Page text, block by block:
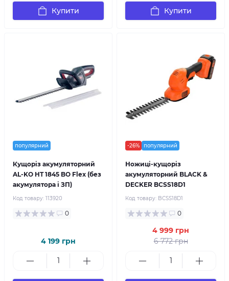
Купити Купити
популярний
Кущоріз акумуляторний
AL-KO HT 1845 BO Flex (без
акумулятора і ЗП)
Код товару: 113920
0
4 199 грн
-26% популярний
Ножиці-кущоріз
акумуляторний BLACK &
DECKER BCSS18D1
Код товару: BCSS18D1
0
6 772 грн
4 999 грн